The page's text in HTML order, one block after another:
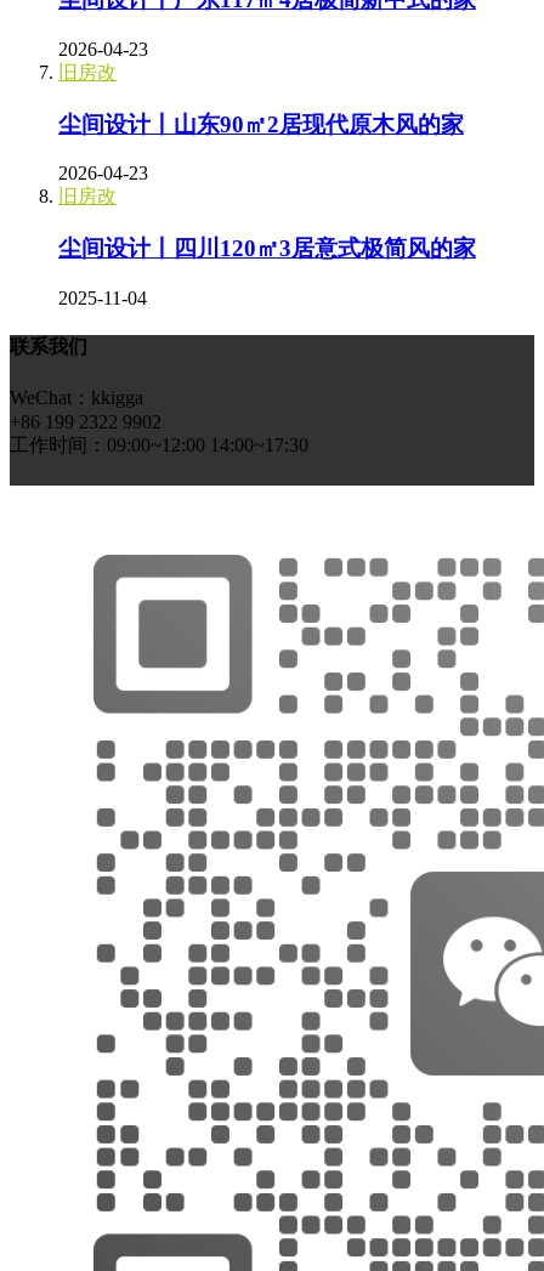
2026-04-23
旧房改
尘间设计丨山东90㎡2居现代原木风的家
2026-04-23
旧房改
尘间设计丨四川120㎡3居意式极简风的家
2025-11-04
联系我们
WeChat：kkigga
+86 199 2322 9902
工作时间：09:00~12:00 14:00~17:30